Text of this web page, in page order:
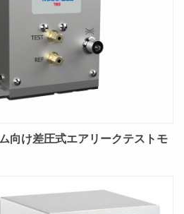
向け差圧式エアリークテストモ